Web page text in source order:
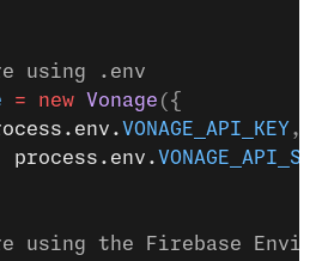
using .env
= new Vonage ({
VONAGE_API_KEY ,
process.env.
the Firebase